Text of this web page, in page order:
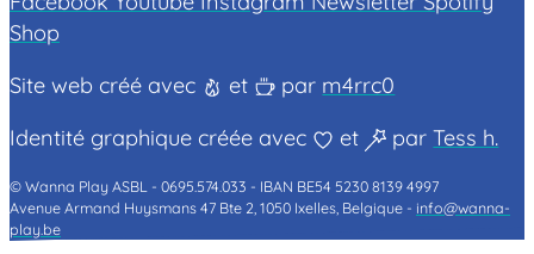
Shop
Site web créé avec
et par m4rrc0
Identité graphique créée avec
et parTess h.
© Wanna Play ASBL - 0695.574.033 - IBAN BE54 5230 8139 4997
Avenue Armand Huysmans 47 Bte 2, 1050 Ixelles, Belgique -